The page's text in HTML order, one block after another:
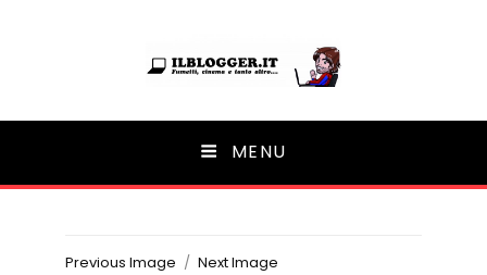
Ilblogger.it
Il portalino di blog | MENU
Previous Image Next Image